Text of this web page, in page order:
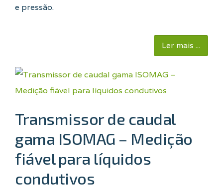
e pressão.
Ler mais ...
Transmissor de caudal
gama ISOMAG – Medição
fiável para líquidos
condutivos